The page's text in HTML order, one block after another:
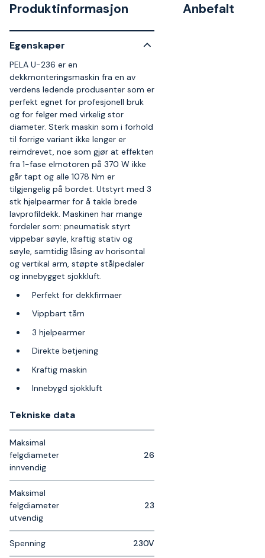
Produktinformasjon
Egenskaper
PELA U-236 er en
dekkmonteringsmaskin fra en av
verdens ledende produsenter som er
perfekt egnet for profesjonell bruk
og for felger med virkelig stor
diameter. Sterk maskin som i forhold
til forrige variant ikke lenger er
reimdrevet, noe som gjør at effekten
fra 1-fase elmotoren på 370 W ikke
går tapt og alle 1078 Nm er
tilgjengelig på bordet. Utstyrt med 3
stk hjelpearmer for å takle brede
lavprofildekk. Maskinen har mange
fordeler som: pneumatisk styrt
vippebar søyle, kraftig stativ og
søyle, samtidig låsing av horisontal
og vertikal arm, støpte stålpedaler
og innebygget sjokkluft.
Perfekt for dekkfirmaer
Vippbart tårn
3 hjelpearmer
Direkte betjening
Kraftig maskin
Innebygd sjokkluft
Tekniske data​
Maksimal
felgdiameter
innvendig
26
Maksimal
felgdiameter
utvendig
23
Spenning 230V
Anbefalt